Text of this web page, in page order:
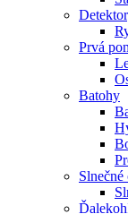
Prvá
Batohy